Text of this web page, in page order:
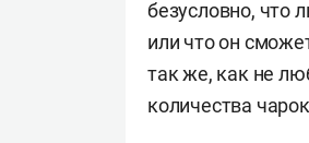
безусловно, что
или что он
так же, как не
количества